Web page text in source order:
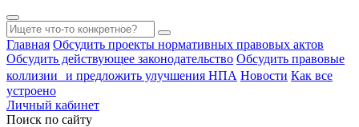
Главная Обсудить проекты нормативных правовых актов
Обсудить действующее законодательство Обсудить правовые
коллизии и предложить улучшения НПА Новости Как все
устроено
Личный кабинет
Поиск по сайту